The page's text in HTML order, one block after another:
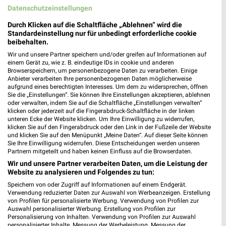
Aktuelle Prospekte für Hartenstein und
Umgebung
19 Prospekte
hagebaumarkt
26,6 km
Lidl
7,4 km
Datenschutzeinstellungen
Durch Klicken auf die Schaltfläche „Ablehnen“ wird die
Standardeinstellung nur für unbedingt erforderliche cookie
beibehalten.
Wir und unsere Partner speichern und/oder greifen auf Informationen auf
einem Gerät zu, wie z. B. eindeutige IDs in cookie und anderen
Browserspeichern, um personenbezogene Daten zu verarbeiten. Einige
Anbieter verarbeiten Ihre personenbezogenen Daten möglicherweise
aufgrund eines berechtigten Interesses. Um dem zu widersprechen, öffnen
Sie die „Einstellungen“. Sie können Ihre Einstellungen akzeptieren, ablehnen
oder verwalten, indem Sie auf die Schaltfläche „Einstellungen verwalten“
klicken oder jederzeit auf die Fingerabdruck-Schaltfläche in der linken
unteren Ecke der Website klicken. Um Ihre Einwilligung zu widerrufen,
klicken Sie auf den Fingerabdruck oder den Link in der Fußzeile der Website
und klicken Sie auf den Menüpunkt „Meine Daten“. Auf dieser Seite können
Sie Ihre Einwilligung widerrufen. Diese Entscheidungen werden unseren
Partnern mitgeteilt und haben keinen Einfluss auf die Browserdaten.
Wir und unsere Partner verarbeiten Daten, um die Leistung der
Website zu analysieren und Folgendes zu tun:
Speichern von oder Zugriff auf Informationen auf einem Endgerät.
Verwendung reduzierter Daten zur Auswahl von Werbeanzeigen. Erstellung
von Profilen für personalisierte Werbung. Verwendung von Profilen zur
Auswahl personalisierter Werbung. Erstellung von Profilen zur
Personalisierung von Inhalten. Verwendung von Profilen zur Auswahl